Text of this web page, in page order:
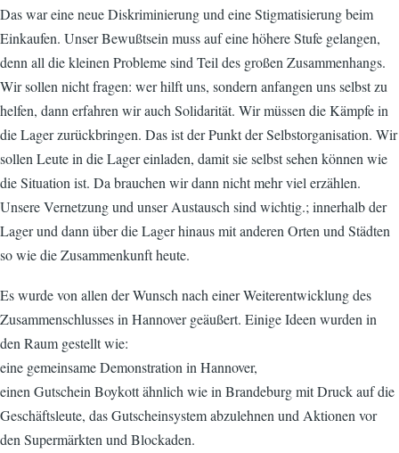
Das war eine neue Diskriminierung und eine Stigmatisierung beim
Einkaufen. Unser Bewußtsein muss auf eine höhere Stufe gelangen,
denn all die kleinen Probleme sind Teil des großen Zusammenhangs.
Wir sollen nicht fragen: wer hilft uns, sondern anfangen uns selbst zu
helfen, dann erfahren wir auch Solidarität. Wir müssen die Kämpfe in
die Lager zurückbringen. Das ist der Punkt der Selbstorganisation. Wir
sollen Leute in die Lager einladen, damit sie selbst sehen können wie
die Situation ist. Da brauchen wir dann nicht mehr viel erzählen.
Unsere Vernetzung und unser Austausch sind wichtig.; innerhalb der
Lager und dann über die Lager hinaus mit anderen Orten und Städten
so wie die Zusammenkunft heute.
Es wurde von allen der Wunsch nach einer Weiterentwicklung des
Zusammenschlusses in Hannover geäußert. Einige Ideen wurden in
den Raum gestellt wie:
eine gemeinsame Demonstration in Hannover,
einen Gutschein Boykott ähnlich wie in Brandeburg mit Druck auf die
Geschäftsleute, das Gutscheinsystem abzulehnen und Aktionen vor
den Supermärkten und Blockaden.